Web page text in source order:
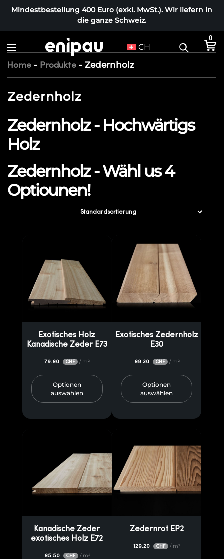
Mindestbestellung 400 Euro (exkl. MwSt.). Wir liefern in
die ganze Schweiz.
CH
0
Home - Produkte - Zedernholz
Zedernholz
Zedernholz - Hochwärtigs
Holz
Zedernholz - Wähl us 4
Optiounen!
Exotisches Holz
Kanadische Zeder E73
79.80 CHF / m²
Optionen
auswählen
Exotisches Zedernholz
E30
89.30 CHF / m²
Optionen
auswählen
Kanadische Zeder
exotisches Holz E72
85.50 CHF / m²
Zedernrot EP2
129.20 CHF / m²